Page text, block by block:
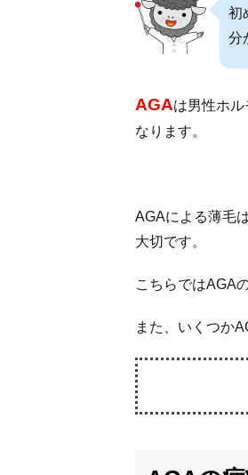
初
分
AGAは男性ホ
なります。
AGAによる薄毛
大切です。
こちらではAGA
また、いくつか